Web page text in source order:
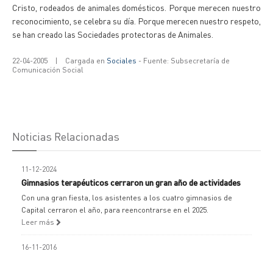
Cristo, rodeados de animales domésticos. Porque merecen nuestro
reconocimiento, se celebra su día. Porque merecen nuestro respeto,
se han creado las Sociedades protectoras de Animales.
22-04-2005 | Cargada en Sociales - Fuente: Subsecretaría de
Comunicación Social
Noticias Relacionadas
11-12-2024
Gimnasios terapéuticos cerraron un gran año de actividades
Con una gran fiesta, los asistentes a los cuatro gimnasios de
Capital cerraron el año, para reencontrarse en el 2025.
Leer más
16-11-2016